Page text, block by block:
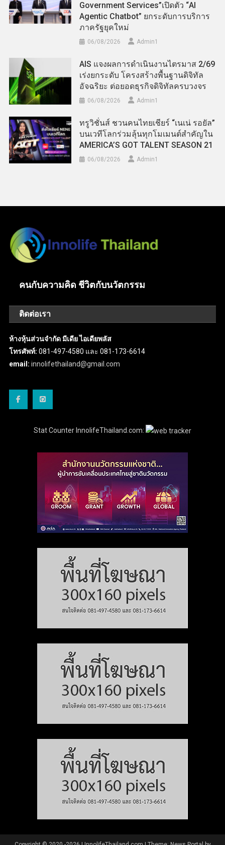
Government Services”เปิดตัว “AI
Agentic Chatbot” ยกระดับการบริการ
ภาครัฐยุคใหม่
06/08/2026 Admin​1
AIS แจงผลการดำเนินงานไตรมาส 2/69
เร่งยกระดับ โครงสร้างพื้นฐานดิจิทัล
อัจฉริยะ ต่อยอดธุรกิจดิจิทัลครบวงจร
06/08/2026 Admin​1
ทรูวิชั่นส์ ชวนคนไทยเชียร์ “เนเน่ รอยัล”
บนเวทีโลกร่วมลุ้นทุกโมเมนต์สำคัญใน
AMERICA’S GOT TALENT SEASON 21
06/08/2026 Admin​1
คนกับความคิด ชีวิตกับนวัตกรรม
ติดต่อเรา
ห้างหุ้นส่วนจำกัด มีเดีย ไอเดียพลัส
โทรศัพท์: 081-497-4580 และ 081-173-6614
email: innolifethailand@gmail.com
Stat Counter InnolifeThailand.com: